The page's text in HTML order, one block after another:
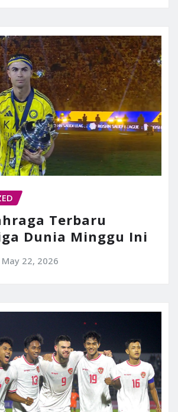
Terbaru
Dunia Minggu Ini
May 22, 2026